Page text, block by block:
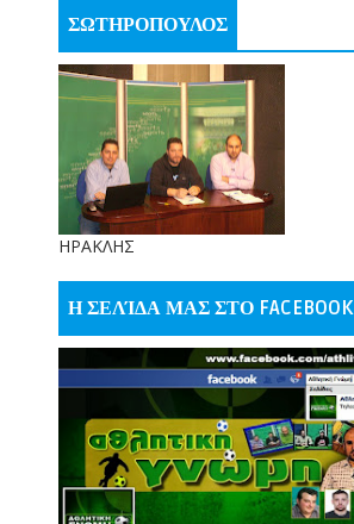
ΣΩΤΗΡΟΠΟΥΛΟΣ
ΗΡΑΚΛΗΣ
Η ΣΕΛΊΔΑ ΜΑΣ ΣΤΟ FACEBOOK